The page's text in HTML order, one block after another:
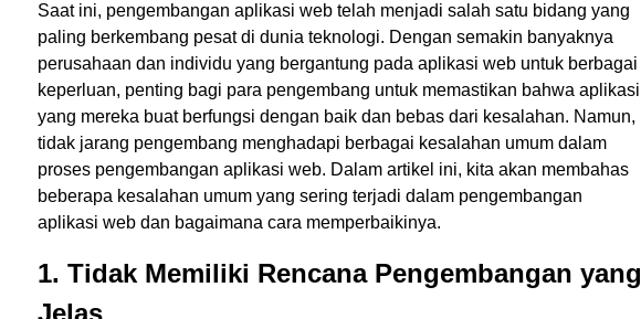
Saat ini, pengembangan aplikasi web telah menjadi salah satu bidang yang
paling berkembang pesat di dunia teknologi. Dengan semakin banyaknya
perusahaan dan individu yang bergantung pada aplikasi web untuk berbagai
keperluan, penting bagi para pengembang untuk memastikan bahwa aplikasi
yang mereka buat berfungsi dengan baik dan bebas dari kesalahan. Namun,
tidak jarang pengembang menghadapi berbagai kesalahan umum dalam
proses pengembangan aplikasi web. Dalam artikel ini, kita akan membahas
beberapa kesalahan umum yang sering terjadi dalam pengembangan
aplikasi web dan bagaimana cara memperbaikinya.
1. Tidak Memiliki Rencana Pengembangan yang